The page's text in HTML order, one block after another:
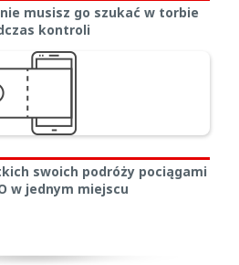
musisz go szukać w torbie
kontroli
swoich podróży pociągami
w jednym miejscu